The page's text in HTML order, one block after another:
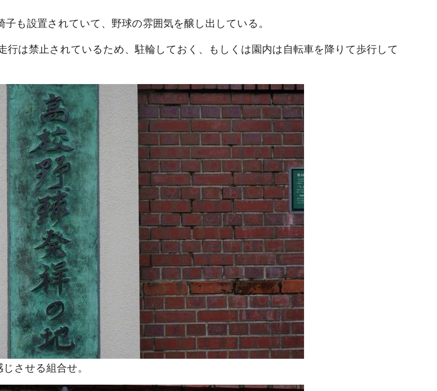
も設置されていて、野球の雰囲気を醸し出している。
行は禁止されているため、駐輪しておく、もしくは園内は自転車を降りて歩行して
させる組合せ。